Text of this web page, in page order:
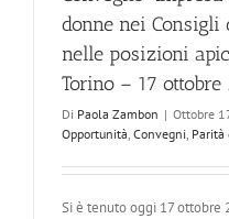
donne nei
nelle posizioni
Torino – 17 ottobre
Di Paola Zambon | Ottobre
Opportunità, Convegni, Parità
Si è tenuto oggi 17 ottobre